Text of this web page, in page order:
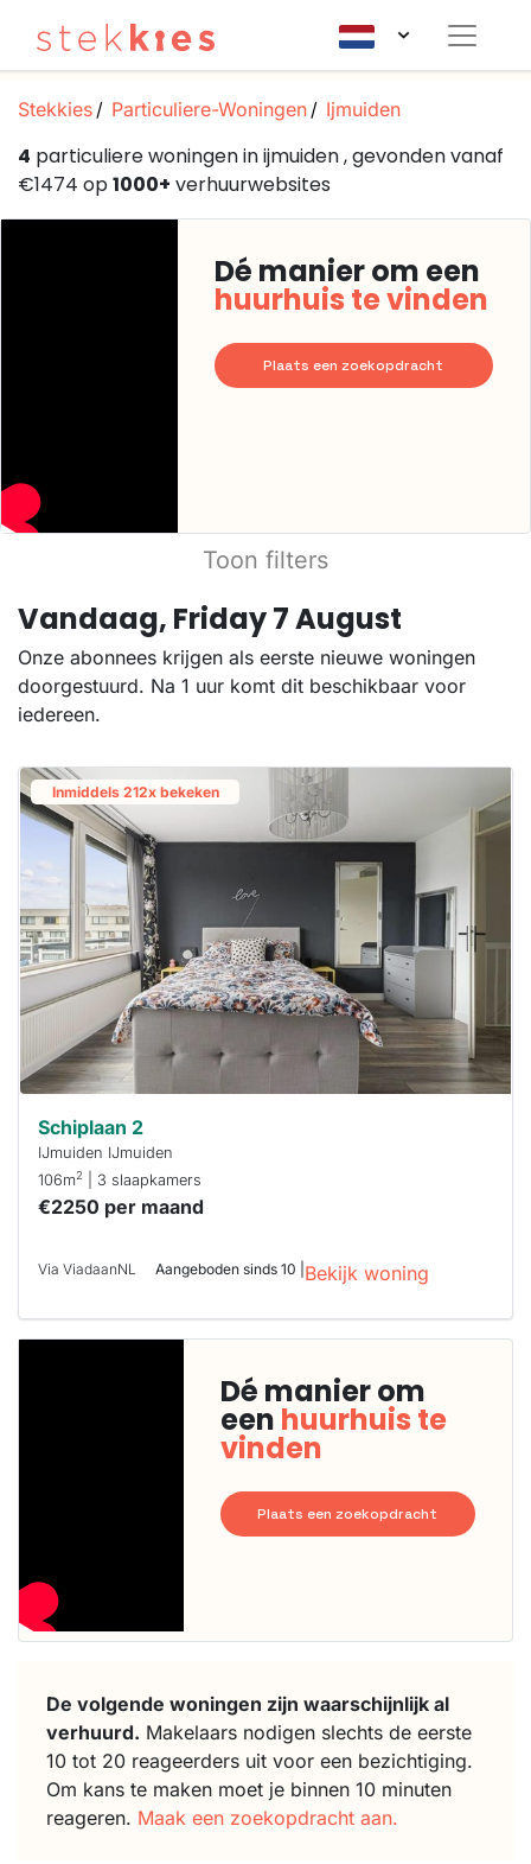
Stekkies Particuliere-Woningen Ijmuiden
4 particuliere woningen in ijmuiden , gevonden vanaf
€1474 op1000+ verhuurwebsites
Dé manier om een
huurhuis te vinden
Plaats een zoekopdracht
Toon filters
Vandaag, Friday 7 August
Onze abonnees krijgen als eerste nieuwe woningen
doorgestuurd. Na 1 uur komt dit beschikbaar voor
iedereen.
Inmiddels 212x bekeken
Schiplaan 2
IJmuiden IJmuiden
106m2 | 3 slaapkamers
€2250 per maand
Via ViadaanNL Aangeboden sinds 10 | Bekijk woning
Dé manier om
een huurhuis te
vinden
Plaats een zoekopdracht
De volgende woningen zijn waarschijnlijk al
verhuurd. Makelaars nodigen slechts de eerste
10 tot 20 reageerders uit voor een bezichtiging.
Om kans te maken moet je binnen 10 minuten
reageren. Maak een zoekopdracht aan.